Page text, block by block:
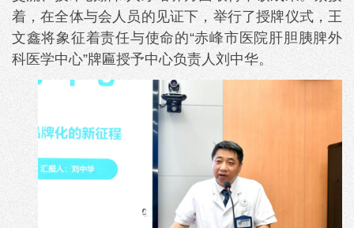
着，在全体与会人员的见证下，举行了授牌仪式，王
文鑫将象征着责任与使命的“赤峰市医院肝胆胰脾外
科医学中心”牌匾授予中心负责人刘中华。